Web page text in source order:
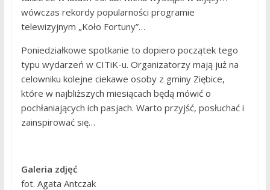
wówczas rekordy popularności programie
telewizyjnym „Koło Fortuny”…
Poniedziałkowe spotkanie to dopiero początek tego
typu wydarzeń w CITiK-u. Organizatorzy mają już na
celowniku kolejne ciekawe osoby z gminy Ziębice,
które w najbliższych miesiącach będą mówić o
pochłaniających ich pasjach. Warto przyjść, posłuchać i
zainspirować się…
Galeria zdjęć
fot. Agata Antczak